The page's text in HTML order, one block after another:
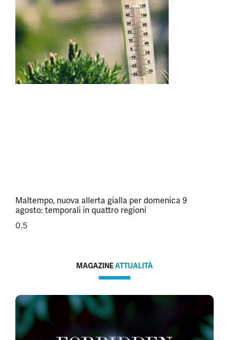
Maltempo, nuova allerta gialla per domenica 9
agosto: temporali in quattro regioni
MAGAZINEATTUALITÀ